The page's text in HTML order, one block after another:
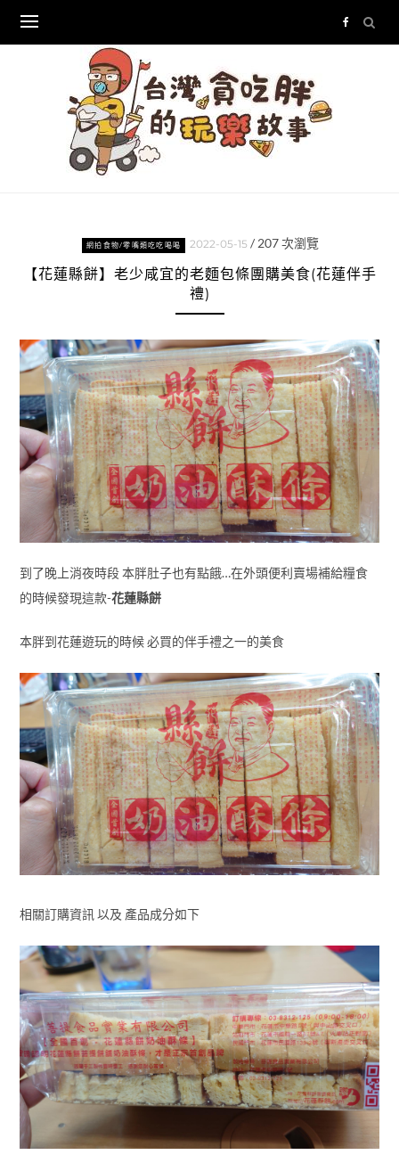
content
網拍食物/零嘴類吃吃喝喝 2022-05-15 / 207次瀏覽
【花蓮縣餅】老少咸宜的老麵包條團購美食(花蓮伴手
禮)
到了晚上消夜時段 本胖肚子也有點餓…在外頭便利賣場補給糧食
的時候發現這款-花蓮縣餅
本胖到花蓮遊玩的時候 必買的伴手禮之一的美食
相關訂購資訊 以及 產品成分如下